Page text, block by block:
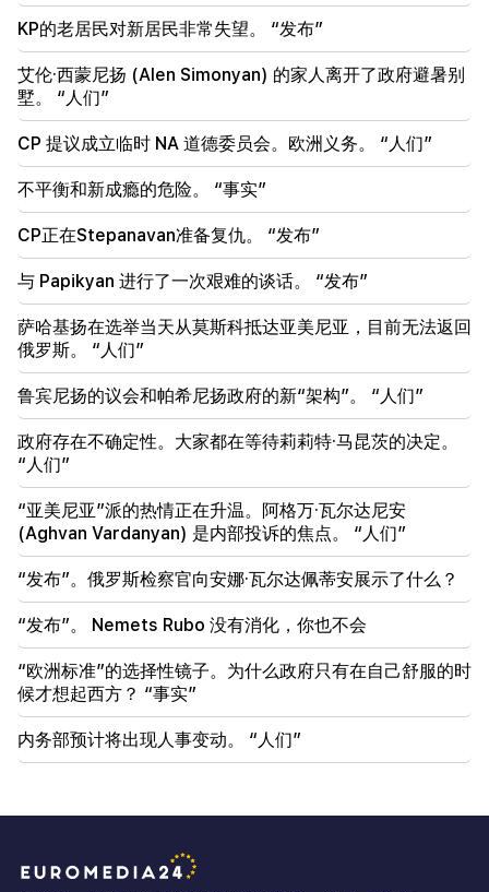
19:37 重要的
巴库监狱中的所有亚美尼亚人都享有自由。亚伯拉罕米
扬
19:28
在你的领导下，拉阿政府将继续为地区和平发挥建设性
作用。古特雷斯飞往帕希尼扬
18:35
俄罗斯准备继续对亚美尼亚铁路进行特许经营。奥弗丘
克
18:21
亚美尼亚产品向俄罗斯市场出口的不合理限制令人担
忧。鲁宾扬 到 马特维延科
18:11
努巴拉申垃圾填埋场发生的悲惨事件
KP的老居民对新居民非常失望。 “发布”
艾伦·西蒙尼扬 (Alen Simonyan) 的家人离开了政府避暑别
墅。 “人们”
CP 提议成立临时 NA 道德委员会。欧洲义务。 “人们”
不平衡和新成瘾的危险。 “事实”
CP正在Stepanavan准备复仇。 “发布”
与 Papikyan 进行了一次艰难的谈话。 “发布”
萨哈基扬在选举当天从莫斯科抵达亚美尼亚，目前无法返回
俄罗斯。 “人们”
鲁宾尼扬的议会和帕希尼扬政府的新“架构”。 “人们”
政府存在不确定性。大家都在等待莉莉特·马昆茨的决定。
“人们”
“亚美尼亚”派的热情正在升温。阿格万·瓦尔达尼安
(Aghvan Vardanyan) 是内部投诉的焦点。 “人们”
“发布”。俄罗斯检察官向安娜·瓦尔达佩蒂安展示了什么？
“发布”。 Nemets Rubo 没有消化，你也不会
“欧洲标准”的选择性镜子。为什么政府只有在自己舒服的时
候才想起西方？ “事实”
内务部预计将出现人事变动。 “人们”